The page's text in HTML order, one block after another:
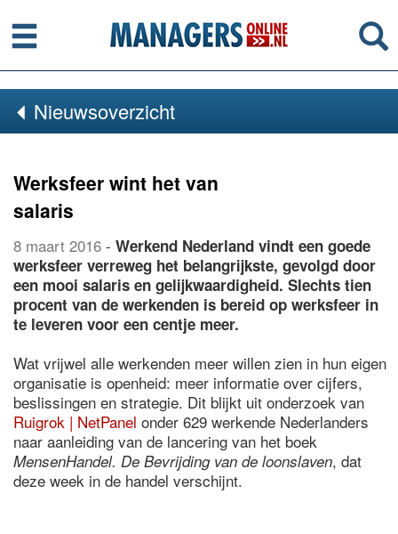
Menu
Nieuwsoverzicht
Werksfeer wint het van
salaris
8 maart 2016 - Werkend Nederland vindt een goede
werksfeer verreweg het belangrijkste, gevolgd door
een mooi salaris en gelijkwaardigheid. Slechts tien
procent van de werkenden is bereid op werksfeer in
te leveren voor een centje meer.
Wat vrijwel alle werkenden meer willen zien in hun eigen
organisatie is openheid: meer informatie over cijfers,
beslissingen en strategie. Dit blijkt uit onderzoek van
Ruigrok | NetPanel onder 629 werkende Nederlanders
naar aanleiding van de lancering van het boek
MensenHandel. De Bevrijding van de loonslaven, dat
deze week in de handel verschijnt.